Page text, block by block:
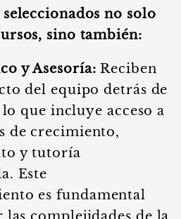
no solo
sino también:
y Asesoría: Reciben
del equipo detrás de
que incluye acceso a
de crecimiento,
y tutoría
Este
es fundamental